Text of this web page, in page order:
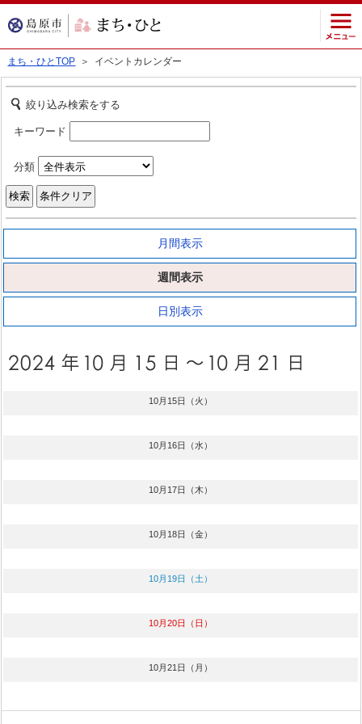
まち・ひとTOP ＞ イベントカレンダー
絞り込み検索をする
キーワード
分類
月間表示
週間表示
日別表示
10月15日（火）
10月16日（水）
10月17日（木）
10月18日（金）
10月19日（土）
10月20日（日）
10月21日（月）